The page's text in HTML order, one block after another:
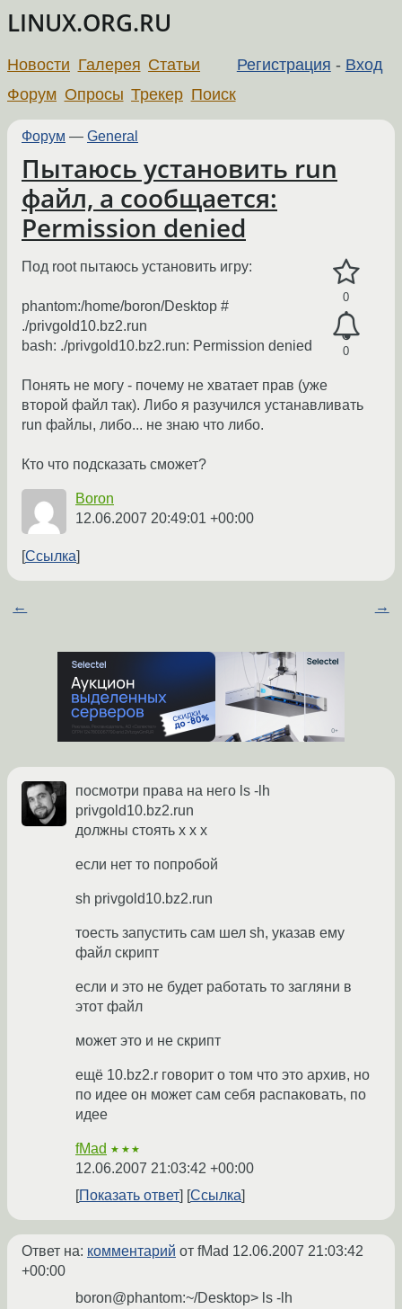
LINUX.ORG.RU
Регистрация - Вход
Новости Галерея Статьи
Форум Опросы Трекер Поиск
Форум — General
Пытаюсь установить run
файл, а сообщается:
Permission denied
0
0
Под root пытаюсь установить игру:
phantom:/home/boron/Desktop #
./privgold10.bz2.run
bash: ./privgold10.bz2.run: Permission denied
Понять не могу - почему не хватает прав (уже
второй файл так). Либо я разучился устанавливать
run файлы, либо... не знаю что либо.
Кто что подсказать сможет?
Boron
12.06.2007 20:49:01 +00:00
Ссылка
← →
посмотри права на него ls -lh
privgold10.bz2.run
должны стоять x x x
если нет то попробой
sh privgold10.bz2.run
тоесть запустить сам шел sh, указав ему
файл скрипт
если и это не будет работать то загляни в
этот файл
может это и не скрипт
ещё 10.bz2.r говорит о том что это архив, но
по идее он может сам себя распаковать, по
идее
fMad ★★★
12.06.2007 21:03:42 +00:00
Показать ответ
Ссылка
Ответ на: комментарий от fMad 12.06.2007 21:03:42
+00:00
boron@phantom:~/Desktop> ls -lh